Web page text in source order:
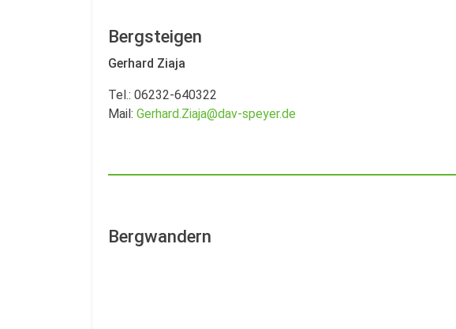
Bergsteigen
Gerhard Ziaja
Tel.: 06232-640322
Mail: Gerhard.Ziaja@dav-speyer.de
Bergwandern